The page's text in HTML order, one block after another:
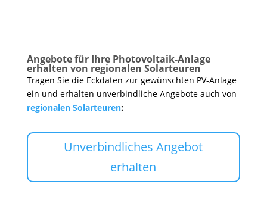
Angebote für Ihre Photovoltaik-Anlage
erhalten von regionalen Solarteuren
Tragen Sie die Eckdaten zur gewünschten PV-Anlage
ein und erhalten unverbindliche Angebote auch von
regionalen Solarteuren:
Unverbindliches Angebot
erhalten